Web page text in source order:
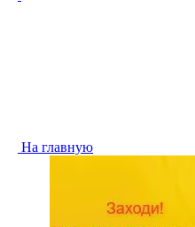
На главную